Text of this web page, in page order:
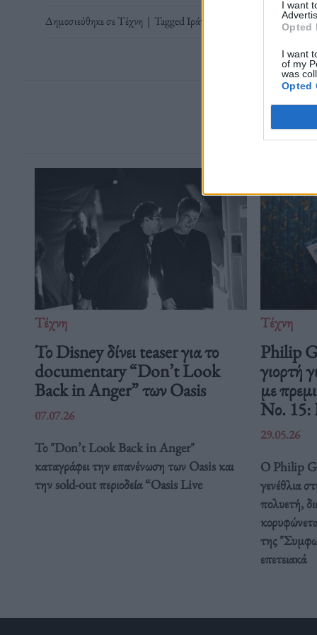
I want
Opted
I want
of my
was
Opted
Δημοσιεύθηκε σεΤέχνη | TaggedΙράν Σινεμά,
Τέχνη
Το Disney δίνει teaser για το
documentary “Don’t Look
Back in Anger” των Oasis
07.07.26
Το "Don’t Look Back in Anger"
καταγράφει την επανένωση των Oasis και
την sold-out περιοδεία “Oasis Live
Τέχνη
Philip
γιορτή
με
Νο. 15:
29.05.26
Ο Philip
γενέθλια
πολυετή,
της
επετειακά